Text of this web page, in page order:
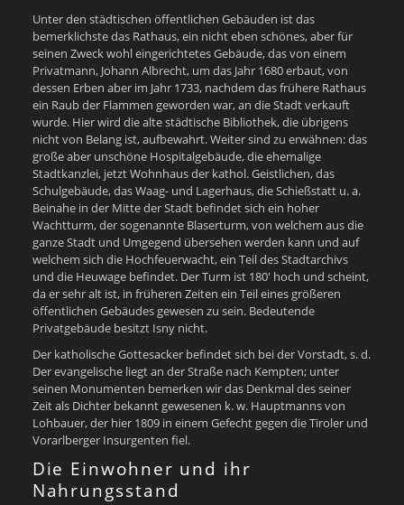
Unter den städtischen öffentlichen Gebäuden ist das
bemerklichste das Rathaus, ein nicht eben schönes, aber für
seinen Zweck wohl eingerichtetes Gebäude, das von einem
Privatmann, Johann Albrecht, um das Jahr 1680 erbaut, von
dessen Erben aber im Jahr 1733, nachdem das frühere Rathaus
ein Raub der Flammen geworden war, an die Stadt verkauft
wurde. Hier wird die alte städtische Bibliothek, die übrigens
nicht von Belang ist, aufbewahrt. Weiter sind zu erwähnen: das
große aber unschöne Hospitalgebäude, die ehemalige
Stadtkanzlei, jetzt Wohnhaus der kathol. Geistlichen, das
Schulgebäude, das Waag- und Lagerhaus, die Schießstatt u. a.
Beinahe in der Mitte der Stadt befindet sich ein hoher
Wachtturm, der sogenannte Blaserturm, von welchem aus die
ganze Stadt und Umgegend übersehen werden kann und auf
welchem sich die Hochfeuerwacht, ein Teil des Stadtarchivs
und die Heuwage befindet. Der Turm ist 180′ hoch und scheint,
da er sehr alt ist, in früheren Zeiten ein Teil eines größeren
öffentlichen Gebäudes gewesen zu sein. Bedeutende
Privatgebäude besitzt Isny nicht.
Der katholische Gottesacker befindet sich bei der Vorstadt, s. d.
Der evangelische liegt an der Straße nach Kempten; unter
seinen Monumenten bemerken wir das Denkmal des seiner
Zeit als Dichter bekannt gewesenen k. w. Hauptmanns von
Lohbauer, der hier 1809 in einem Gefecht gegen die Tiroler und
Vorarlberger Insurgenten fiel.
Die Einwohner und ihr
Nahrungsstand